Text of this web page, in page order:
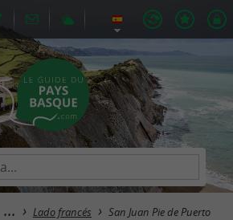
Lado francés San Juan Pie de Puerto